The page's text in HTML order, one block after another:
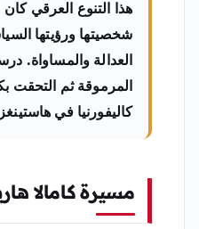
هذا التنوع العرقي
شخصيتها ورؤيتها
العدالة والمساواة.
المرموقة ثم التحقت
كاليفورنيا في
مسيرةكامالا